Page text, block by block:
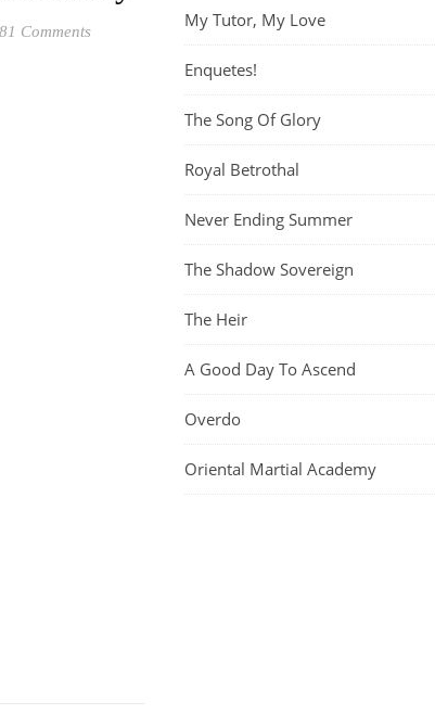
81 Comments
My Tutor, My Love
Enquetes!
The Song Of Glory
Royal Betrothal
Never Ending Summer
The Shadow Sovereign
The Heir
A Good Day To Ascend
Overdo
Oriental Martial Academy